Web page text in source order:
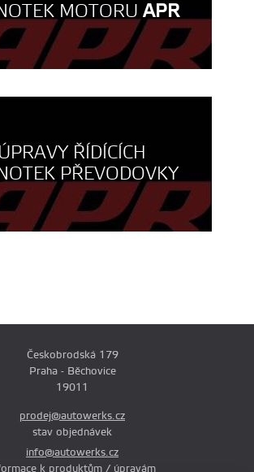
MOTORUAPR
ÚPRAVY ŘÍDÍCÍCH
PŘEVODOVKY
Českobrodská 179
Praha - Běchovice
19011
prodej@autowerks.cz
stav objednávek
info@autowerks.cz
k produktům / úpravám